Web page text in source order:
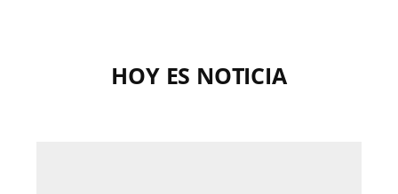
HOY ES NOTICIA